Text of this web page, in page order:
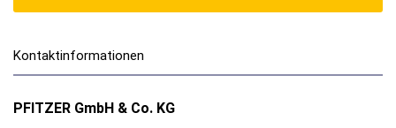
Kontaktinformationen
PFITZER GmbH & Co. KG